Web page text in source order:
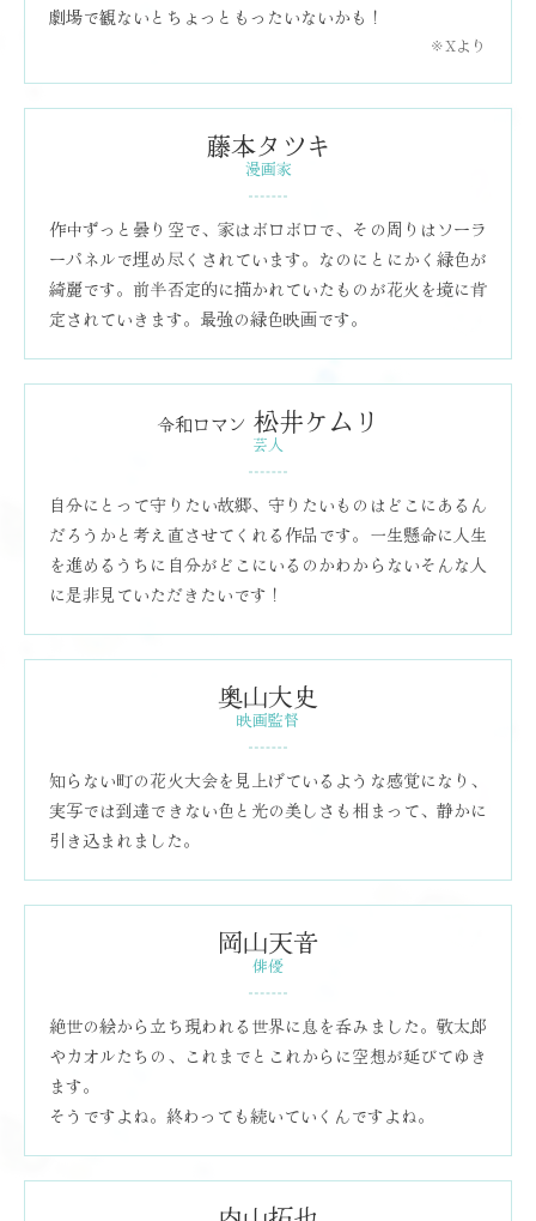
劇場で観ないとちょっともったいないかも！
※Xより
藤本タツキ
漫画家
作中ずっと曇り空で、家はボロボロで、その周りはソーラ
ーパネルで埋め尽くされています。なのにとにかく緑色が
綺麗です。前半否定的に描かれていたものが花火を境に肯
定されていきます。最強の緑色映画です。
令和ロマン 松井ケムリ
芸人
自分にとって守りたい故郷、守りたいものはどこにあるん
だろうかと考え直させてくれる作品です。一生懸命に人生
を進めるうちに自分がどこにいるのかわからないそんな人
に是非見ていただきたいです！
奥山大史
映画監督
知らない町の花火大会を見上げているような感覚になり、
実写では到達できない色と光の美しさも相まって、静かに
引き込まれました。
岡山天音
俳優
絶世の絵から立ち現われる世界に息を呑みました。敬太郎
やカオルたちの、これまでとこれからに空想が延びてゆき
ます。
そうですよね。終わっても続いていくんですよね。